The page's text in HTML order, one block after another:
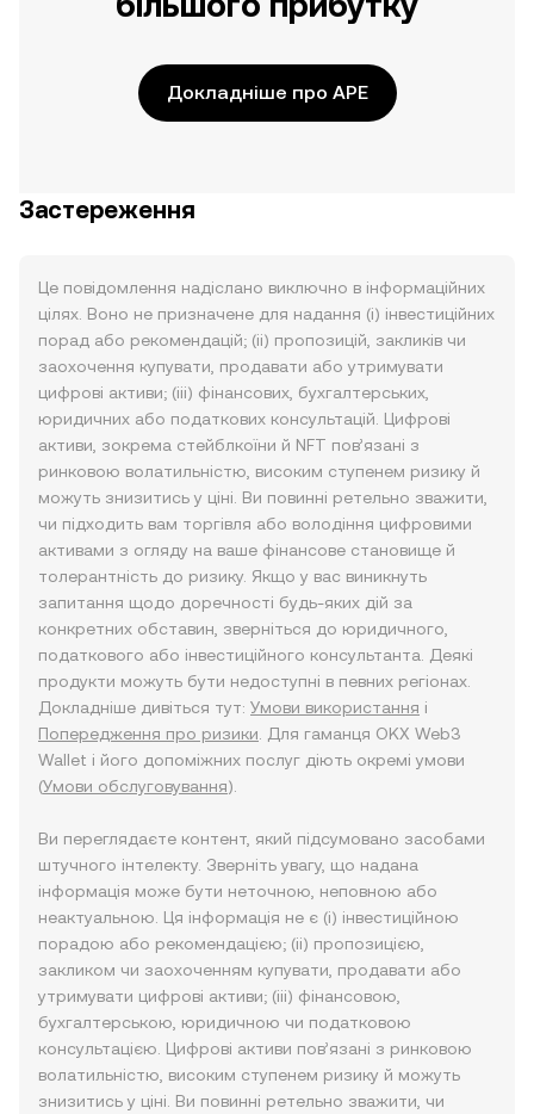
Докладніше про APE
Застереження
Це повідомлення надіслано виключно в інформаційних
цілях. Воно не призначене для надання (i) інвестиційних
порад або рекомендацій; (ii) пропозицій, закликів чи
заохочення купувати, продавати або утримувати
цифрові активи; (iii) фінансових, бухгалтерських,
юридичних або податкових консультацій. Цифрові
активи, зокрема стейблкоїни й NFT пов’язані з
ринковою волатильністю, високим ступенем ризику й
можуть знизитись у ціні. Ви повинні ретельно зважити,
чи підходить вам торгівля або володіння цифровими
активами з огляду на ваше фінансове становище й
толерантність до ризику. Якщо у вас виникнуть
запитання щодо доречності будь-яких дій за
конкретних обставин, зверніться до юридичного,
податкового або інвестиційного консультанта. Деякі
продукти можуть бути недоступні в певних регіонах.
Докладніше дивіться тут: Умови використання і
Попередження про ризики . Для гаманця OKX Web3
Wallet і його допоміжних послуг діють окремі умови
(Умови обслуговування).
Ви переглядаєте контент, який підсумовано засобами
штучного інтелекту. Зверніть увагу, що надана
інформація може бути неточною, неповною або
неактуальною. Ця інформація не є (i) інвестиційною
порадою або рекомендацією; (ii) пропозицією,
закликом чи заохоченням купувати, продавати або
утримувати цифрові активи; (iii) фінансовою,
бухгалтерською, юридичною чи податковою
консультацією. Цифрові активи пов’язані з ринковою
волатильністю, високим ступенем ризику й можуть
знизитись у ціні. Ви повинні ретельно зважити, чи